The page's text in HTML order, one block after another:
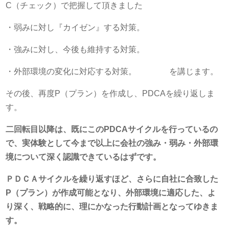
C（チェック）で把握して頂きました
・弱みに対し『カイゼン』する対策。
・強みに対し、今後も維持する対策。
・外部環境の変化に対応する対策。 を講じます。
その後、再度P（プラン）を作成し、PDCAを繰り返しま
す。
二回転目以降は、既にこのPDCAサイクルを行っているの
で、実体験として今まで以上に会社の強み・弱み・外部環
境について深く認識できているはずです。
ＰＤＣＡサイクルを繰り返すほど、さらに自社に合致した
P（プラン）が作成可能となり、外部環境に適応した、よ
り深く、戦略的に、理にかなった行動計画となってゆきま
す。